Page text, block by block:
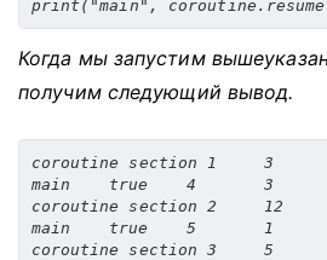
print ( "main" , coroutine . resume
Когда мы запустим
получим следующий вывод.
coroutine section 1	3	2	10
main	true	4	3
coroutine section 2	12	nil	13
main	true	5	1
coroutine section 3	5	6	16